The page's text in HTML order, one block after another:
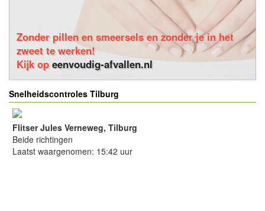
Zonder pillen en smeersels en zonder je in het
zweet te werken!
Kijk opeenvoudig-afvallen.nl
Snelheidscontroles Tilburg
Flitser Jules Verneweg, Tilburg
Beide richtingen
Laatst waargenomen: 15:42 uur